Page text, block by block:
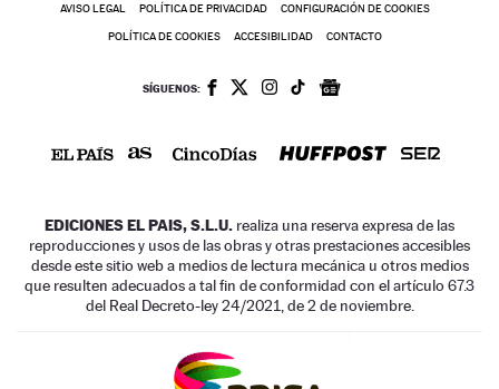
AVISO LEGAL POLÍTICA DE PRIVACIDAD CONFIGURACIÓN DE COOKIES
POLÍTICA DE COOKIES ACCESIBILIDAD CONTACTO
SÍGUENOS:
EDICIONES EL PAIS, S.L.U. realiza una reserva expresa de las
reproducciones y usos de las obras y otras prestaciones accesibles
desde este sitio web a medios de lectura mecánica u otros medios
que resulten adecuados a tal fin de conformidad con el artículo 67.3
del Real Decreto-ley 24/2021, de 2 de noviembre.